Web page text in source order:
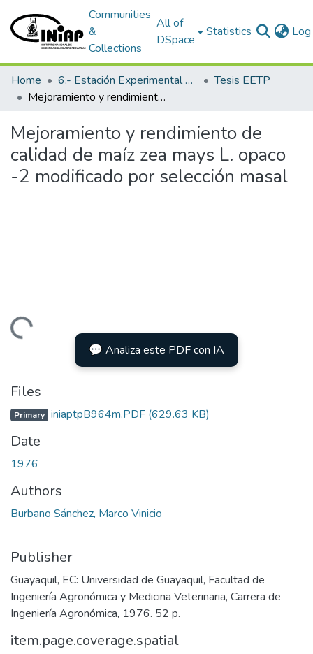
Communities
&
Collections
All of
DSpace
Statistics
Home 6.- Estación Experimental Tropical Pichilingue
Tesis EETP
Mejoramiento y rendimiento de calidad de maíz zea mays L. opaco -2 modificado por selección masal
Mejoramiento y rendimiento de
calidad de maíz zea mays L. opaco
-2 modificado por selección masal
Loading... 💬 Analiza este PDF con IA
Files
Primary iniaptpB964m.PDF (629.63 KB)
Date
1976
Authors
Burbano Sánchez, Marco Vinicio
Publisher
Guayaquil, EC: Universidad de Guayaquil, Facultad de
Ingeniería Agronómica y Medicina Veterinaria, Carrera de
Ingeniería Agronómica, 1976. 52 p.
item.page.coverage.spatial